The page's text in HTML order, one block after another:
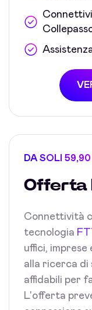
DA SOLI
Offerta
Connettività
tecnologia
uffici,
alla ricerca di
affidabili per
L'offerta